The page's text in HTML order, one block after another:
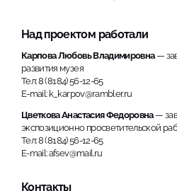
Над проектом работали
Карпова Любовь Владимировна—
развития музея
Тел: 8 (8184) 56-12-65
E-mail: k_karpov@rambler.ru
Цветкова Анастасия Федоровна—
экспозиционно просветительской
Тел: 8 (8184) 56-12-65
E-mail: afsev@mail.ru
Контакты